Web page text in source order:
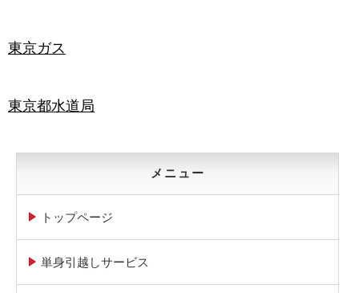
東京ガス
東京都水道局
メニュー
トップページ
単身引越しサービス